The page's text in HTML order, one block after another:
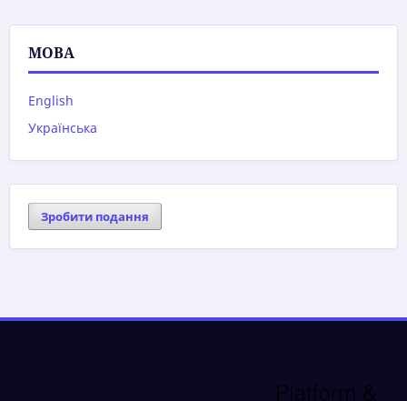
МОВА
English
Українська
Зробити подання